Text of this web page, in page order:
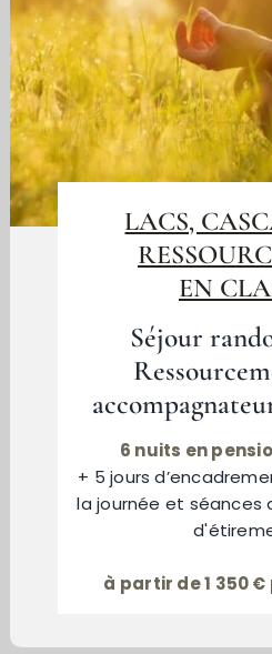
LACS,
EN
Séjour
6 nuits en
+ 5 jours
la journée et séances
à partir de 1 350